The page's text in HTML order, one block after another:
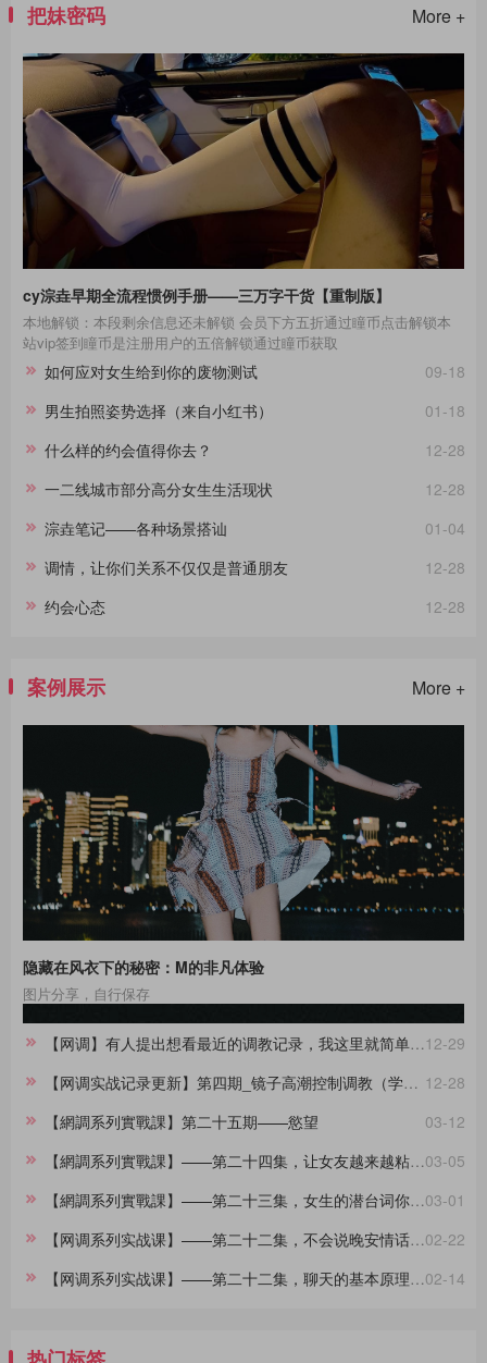
把妹密码 More +
cy淙垚早期全流程惯例手册——三万字干货【重制版】
本地解锁：本段剩余信息还未解锁 会员下方五折通过瞳币点击解锁本
站vip签到瞳币是注册用户的五倍解锁通过瞳币获取
09-18
如何应对女生给到你的废物测试
01-18
男生拍照姿势选择（来自小红书）
12-28
什么样的约会值得你去？
12-28
一二线城市部分高分女生生活现状
01-04
淙垚笔记——各种场景搭讪
12-28
调情，让你们关系不仅仅是普通朋友
12-28
约会心态
案例展示 More +
隐藏在风衣下的秘密：M的非凡体验
图片分享，自行保存
12-29
【网调】有人提出想看最近的调教记录，我这里就简单做一份合集。
12-28
【网调实战记录更新】第四期_镜子高潮控制调教（学员案例）
03-12
【網調系列實戰課】第二十五期——慾望
03-05
【網調系列實戰課】——第二十四集，让女友越来越粘着你的小技巧
03-01
【網調系列實戰課】——第二十三集，女生的潜台词你都懂吗？
02-22
【网调系列实战课】——第二十二集，不会说晚安情话的大直男看过来，建议收藏
02-14
【网调系列实战课】——第二十二集，聊天的基本原理，90%的人不知道